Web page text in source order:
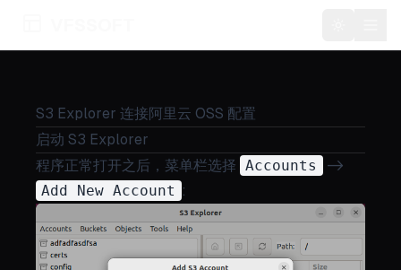
S3 Explorer 连接阿里云 OSS 配置
启动 S3 Explorer
程序正常打开之后，菜单栏选择 Accounts
->
Add New Account :